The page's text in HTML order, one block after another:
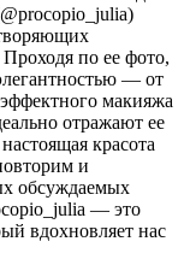
по ее фото,
— от
макияжа
отражают ее
красота
и
обсуждаемых
— это
вдохновляет нас